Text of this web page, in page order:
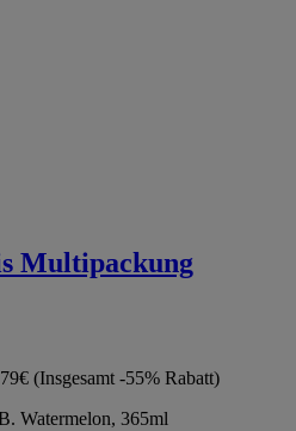
Multipackung
(Insgesamt -55% Rabatt)
Watermelon, 365ml